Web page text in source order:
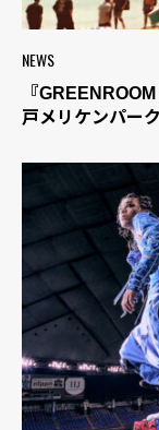
NEWS
『
戸メリケンパー